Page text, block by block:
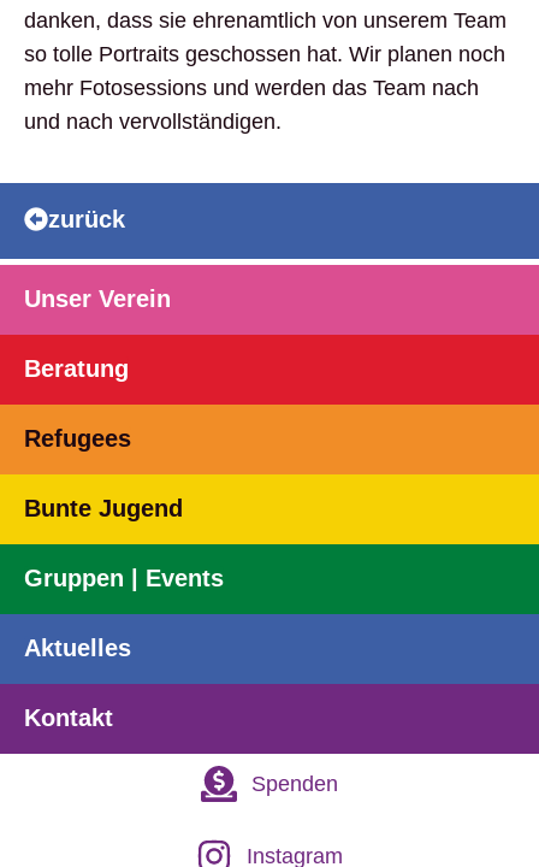
danken, dass sie ehrenamtlich von unserem Team
so tolle Portraits geschossen hat. Wir planen noch
mehr Fotosessions und werden das Team nach
und nach vervollständigen.
zurück
Unser Verein
Beratung
Refugees
Bunte Jugend
Gruppen | Events
Aktuelles
Kontakt
Spenden
Instagram